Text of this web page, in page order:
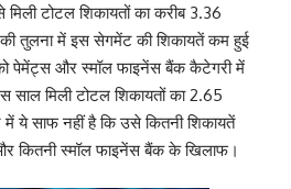
टोटल शिकायतों का करीब 3.36
तुलना में इस सेगमेंट की शिकायतें कम हुई
पेमेंट्स और स्मॉल फाइनेंस बैंक कैटेगरी में
साल मिली टोटल शिकायतों का 2.65
में ये साफ नहीं है कि उसे कितनी शिकायतें
कितनी स्मॉल फाइनेंस बैंक के खिलाफ।